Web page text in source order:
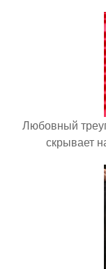
Любовный
скрывает